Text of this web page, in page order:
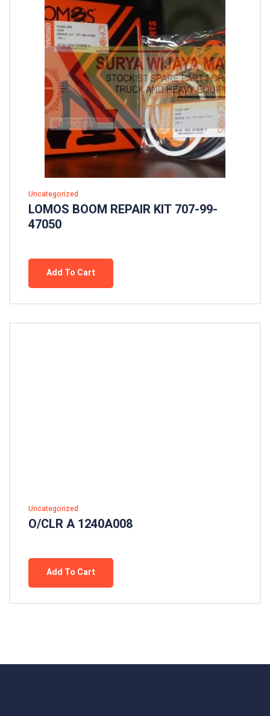
Uncategorized
LOMOS BOOM REPAIR KIT 707-99-
47050
Add To Cart
Uncategorized
O/CLR A 1240A008
Add To Cart